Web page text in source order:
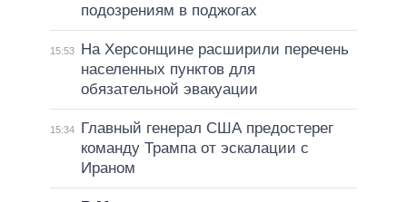
подозрениям в поджогах
15:53
На Херсонщине расширили перечень
населенных пунктов для
обязательной эвакуации
15:34
Главный генерал США предостерег
команду Трампа от эскалации с
Ираном